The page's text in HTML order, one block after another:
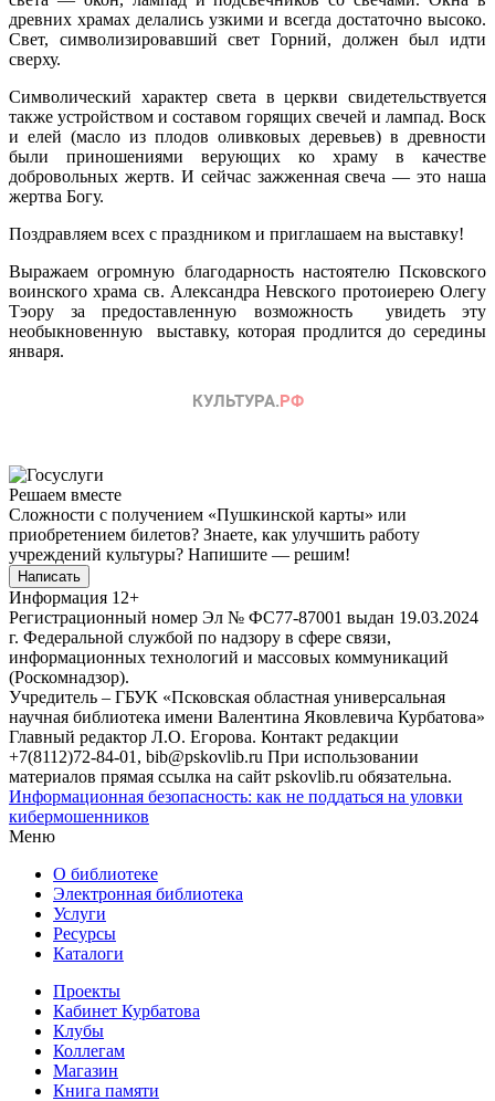
древних храмах делались узкими и всегда достаточно высоко.
Свет, символизировавший свет Горний, должен был идти
сверху.
Символический характер света в церкви свидетельствуется
также устройством и составом горящих свечей и лампад. Воск
и елей (масло из плодов оливковых деревьев) в древности
были приношениями верующих ко храму в качестве
добровольных жертв. И сейчас зажженная свеча — это наша
жертва Богу.
Поздравляем всех с праздником и приглашаем на выставку!
Выражаем огромную благодарность настоятелю Псковского
воинского храма св. Александра Невского протоиерею Олегу
Тэору за предоставленную возможность увидеть эту
необыкновенную выставку, которая продлится до середины
января.
Решаем вместе
Сложности с получением «Пушкинской карты» или
приобретением билетов? Знаете, как улучшить работу
учреждений культуры? Напишите — решим!
Написать
Информация 12+
Регистрационный номер Эл № ФС77-87001 выдан 19.03.2024
г. Федеральной службой по надзору в сфере связи,
информационных технологий и массовых коммуникаций
(Роскомнадзор).
Учредитель – ГБУК «Псковская областная универсальная
научная библиотека имени Валентина Яковлевича Курбатова»
Главный редактор Л.О. Егорова. Контакт редакции
+7(8112)72-84-01, bib@pskovlib.ru При использовании
материалов прямая ссылка на сайт pskovlib.ru обязательна.
Информационная безопасность: как не поддаться на уловки
кибермошенников
Меню
О библиотеке
Электронная библиотека
Услуги
Ресурсы
Каталоги
Проекты
Кабинет Курбатова
Клубы
Коллегам
Магазин
Книга памяти